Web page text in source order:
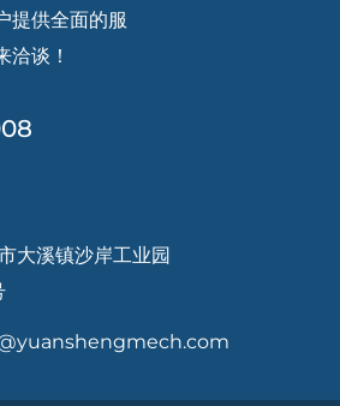
提供全面的服
洽谈！
大溪镇沙岸工业园